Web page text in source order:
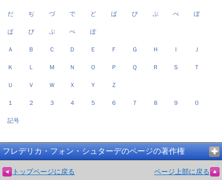
だ ぢ づ で ど ば び ぶ べ ぼ
ぱ ぴ ぷ ぺ ぽ
Ａ Ｂ Ｃ Ｄ Ｅ Ｆ Ｇ Ｈ Ｉ Ｊ
Ｋ Ｌ Ｍ Ｎ Ｏ Ｐ Ｑ Ｒ Ｓ Ｔ
Ｕ Ｖ Ｗ Ｘ Ｙ Ｚ
１ ２ ３ ４ ５ ６ ７ ８ ９ ０
記号
フレデリカ・フォン・シュターデのページの著作権
トップページに戻る ページ上部に戻る